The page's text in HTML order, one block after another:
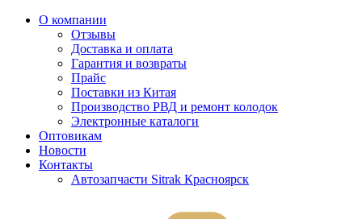
О компании
Отзывы
Доставка и оплата
Гарантия и возвраты
Прайс
Поставки из Китая
Производство РВД и ремонт колодок
Электронные каталоги
Оптовикам
Новости
Контакты
Автозапчасти Sitrak Красноярск